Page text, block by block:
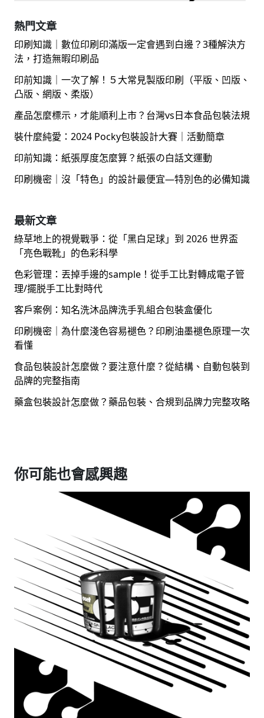
熱門文章
印刷知識｜數位印刷印滿版一定會遇到白邊？3種解決方
法，打造無暇印刷品
印前知識｜一次了解！５大常見製版印刷（平版、凹版、
凸版、網版、柔版）
產品怎麼標示，才能順利上市？台灣vs日本食品包裝法規
裝什麼純愛：2024 Pocky包裝設計大賽｜活動簡章
印前知識：紙張厚度怎麼算？紙張の白話文運動
印刷機密｜沒「特色」的設計最便宜—特別色的必備知識
最新文章
綠草地上的視覺戰爭：從「黑白足球」到 2026 世界盃
「亮色戰靴」的色彩科學
色彩管理：丟掉手邊的sample！從手工比對轉成電子管
理/擺脱手工比對時代
客戶案例：知名洗沐品牌洗手乳組合包裝盒優化
印刷機密｜為什麼淺色容易褪色？印刷油墨褪色原理一次
看懂
食品包裝設計怎麼做？要注意什麼？從結構、自動包裝到
品牌的完整指南
藥盒包裝設計怎麼做？藥品包裝、合規到品牌力完整攻略
你可能也會感興趣